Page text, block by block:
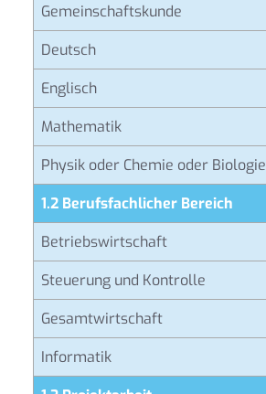
Gemeinschaftskunde
Deutsch
Englisch
Mathematik
Physik oder Chemie oder Biologie
1.2 Berufsfachlicher Bereich
Betriebswirtschaft
Steuerung und Kontrolle
Gesamtwirtschaft
Informatik